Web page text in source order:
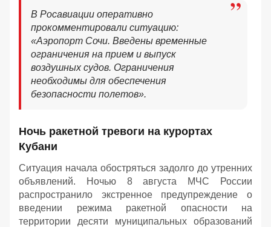
В Росавиации оперативно
прокомментировали ситуацию:
«Аэропорт Сочи. Введены временные
ограничения на прием и выпуск
воздушных судов. Ограничения
необходимы для обеспечения
безопасности полетов».
Ночь ракетной тревоги на курортах
Кубани
Ситуация начала обостряться задолго до утренних
объявлений. Ночью 8 августа МЧС России
распространило экстренное предупреждение о
введении режима ракетной опасности на
территории десяти муниципальных образований